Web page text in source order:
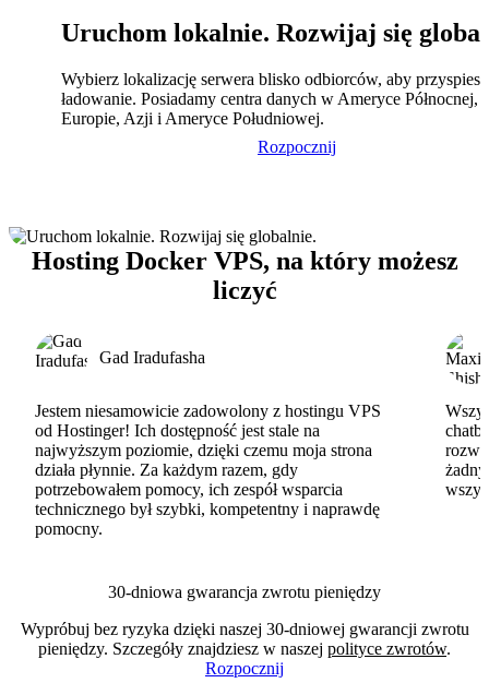
Uruchom lokalnie. Rozwijaj się
Wybierz lokalizację serwera blisko odbiorców, aby
ładowanie. Posiadamy centra danych w Ameryce Północnej,
Europie, Azji i Ameryce Południowej.
Rozpocznij
Hosting Docker VPS, na który możesz
liczyć
Gad Iradufasha
Jestem niesamowicie zadowolony z hostingu VPS
od Hostinger! Ich dostępność jest stale na
najwyższym poziomie, dzięki czemu moja strona
działa płynnie. Za każdym razem, gdy
potrzebowałem pomocy, ich zespół wsparcia
technicznego był szybki, kompetentny i naprawdę
pomocny.
30-dniowa gwarancja zwrotu pieniędzy
Wypróbuj bez ryzyka dzięki naszej 30-dniowej gwarancji zwrotu
pieniędzy. Szczegóły znajdziesz w naszej polityce zwrotów.
Rozpocznij